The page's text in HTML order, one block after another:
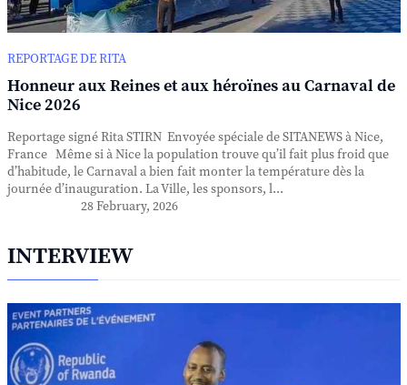
REPORTAGE DE RITA
Honneur aux Reines et aux héroïnes au Carnaval de
Nice 2026
Reportage signé Rita STIRN Envoyée spéciale de SITANEWS à Nice,
France Même si à Nice la population trouve qu’il fait plus froid que
d’habitude, le Carnaval a bien fait monter la température dès la
journée d’inauguration. La Ville, les sponsors, l...
28 February, 2026
INTERVIEW